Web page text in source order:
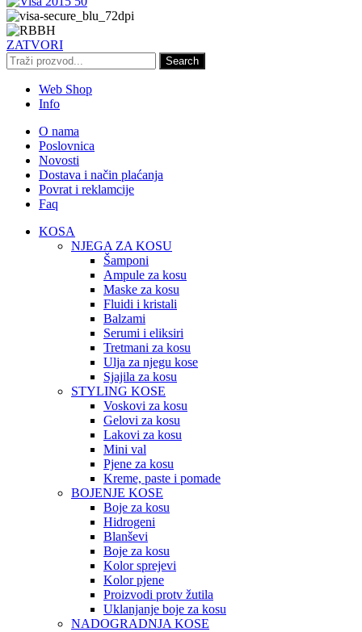
ZATVORI
Search
Web Shop
Info
O nama
Poslovnica
Novosti
Dostava i način plaćanja
Povrat i reklamcije
Faq
KOSA
NJEGA ZA KOSU
Šamponi
Ampule za kosu
Maske za kosu
Fluidi i kristali
Balzami
Serumi i eliksiri
Tretmani za kosu
Ulja za njegu kose
Sjajila za kosu
STYLING KOSE
Voskovi za kosu
Gelovi za kosu
Lakovi za kosu
Mini val
Pjene za kosu
Kreme, paste i pomade
BOJENJE KOSE
Boje za kosu
Hidrogeni
Blanševi
Boje za kosu
Kolor sprejevi
Kolor pjene
Proizvodi protv žutila
Uklanjanje boje za kosu
NADOGRADNJA KOSE